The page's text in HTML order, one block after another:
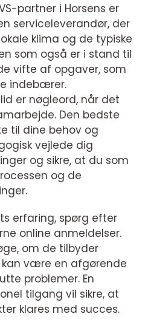
partner i Horsens er
serviceleverandør, der
klima og de typiske
som også er i stand til
vifte af opgaver, som
indebærer.
er nøgleord, når det
Den bedste
til dine behov og
vejlede dig
og sikre, at du som
og de
erfaring, spørg efter
online anmeldelser.
om de tilbyder
være en afgørende
problemer. En
tilgang vil sikre, at
klares med succes.